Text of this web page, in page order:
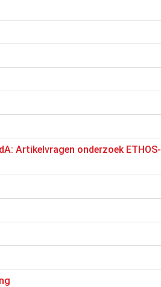
Artikelvragen onderzoek ETHOS-